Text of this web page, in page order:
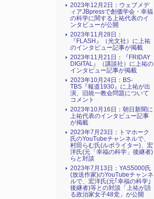
2023年12月2日：ウェブメデ
ィアJBpressで創価学会・幸福
の科学に関する上祐代表のイ
ンタビューが公開
2023年11月28日：
『FLASH』（光文社）に上祐
のインタビュー記事が掲載
2023年11月21日：『FRIDAY
DIGITAL』（講談社）に上祐の
インタビュー記事が掲載
2023年10月24日：BS-
TBS『報道1930』に上祐が出
演、旧統一教会問題について
コメント
2023年10月16日：朝日新聞に
上祐代表のインタビュー記事
が掲載
2023年7月23日：トマホーク
氏のYouTubeチャンネルで、
村田らむ氏(ルポライター)、宏
洋氏(元「幸福の科学」後継者)
らと対談
2023年7月13日：YAS5000氏
(放送作家)のYouTubeチャンネ
ルで、宏洋氏(元｢幸福の科学｣
後継者)等との対談「上祐が語
る政治家女子48党」が公開